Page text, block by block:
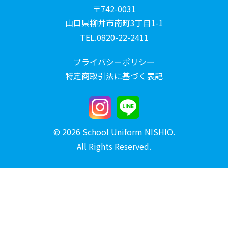
〒742-0031
山口県柳井市南町3丁目1-1
TEL.0820-22-2411
プライバシーポリシー
特定商取引法に基づく表記
© 2026 School Uniform NISHIO.
All Rights Reserved.